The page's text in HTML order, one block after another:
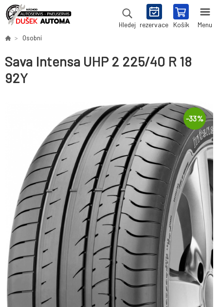
Hledej rezervace Košík Menu
Osobní
Sava Intensa UHP 2 225/40 R 18
92Y
-33%